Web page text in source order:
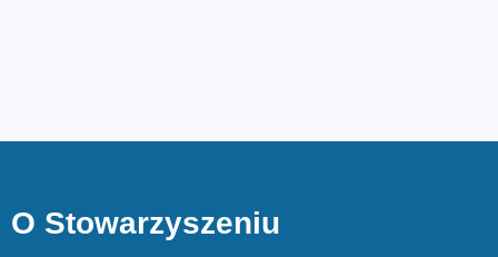
O Stowarzyszeniu